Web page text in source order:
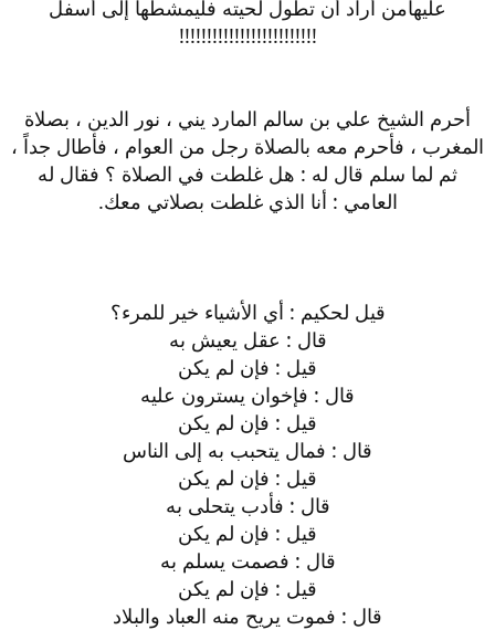
عليهامن أراد أن تطول لحيته فليمشطها إلى أسفل
!!!!!!!!!!!!!!!!!!!!!!!!!
أحرم الشيخ علي بن سالم المارد يني ، نور الدين ، بصلاة
المغرب ، فأحرم معه بالصلاة رجل من العوام ، فأطال جداً ،
ثم لما سلم قال له : هل غلطت في الصلاة ؟ فقال له
العامي : أنا الذي غلطت بصلاتي معك.
قيل لحكيم : أي الأشياء خير للمرء؟
قال : عقل يعيش به
قيل : فإن لم يكن
قال : فإخوان يسترون عليه
قيل : فإن لم يكن
قال : فمال يتحبب به إلى الناس
قيل : فإن لم يكن
قال : فأدب يتحلى به
قيل : فإن لم يكن
قال : فصمت يسلم به
قيل : فإن لم يكن
قال : فموت يريح منه العباد والبلاد